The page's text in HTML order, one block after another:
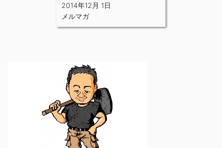
2014年12月 1日
メルマガ